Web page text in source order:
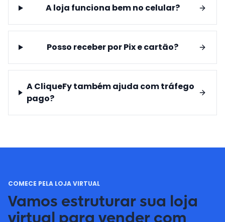
A loja funciona bem no celular?
Posso receber por Pix e cartão?
A CliqueFy também ajuda com tráfego
pago?
COMECE PELA LOJA VIRTUAL
Vamos estruturar sua loja
virtual para vender com